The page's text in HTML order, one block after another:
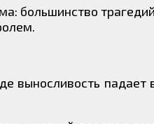
большинство
выносливость падает